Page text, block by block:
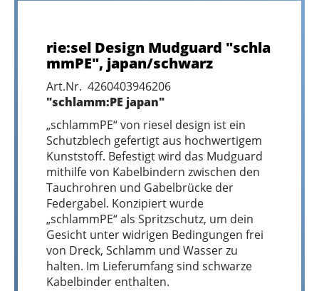
rie:sel Design Mudguard "schla
mmPE", japan/schwarz
Art.Nr. 4260403946206
"schlamm:PE japan"
„schlammPE“ von riesel design ist ein
Schutzblech gefertigt aus hochwertigem
Kunststoff. Befestigt wird das Mudguard
mithilfe von Kabelbindern zwischen den
Tauchrohren und Gabelbrücke der
Federgabel. Konzipiert wurde
„schlammPE“ als Spritzschutz, um dein
Gesicht unter widrigen Bedingungen frei
von Dreck, Schlamm und Wasser zu
halten. Im Lieferumfang sind schwarze
Kabelbinder enthalten.